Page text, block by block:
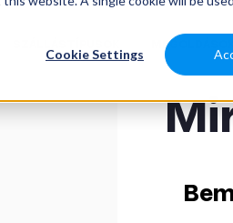
Cookie Settings
MEGOLDÁSOK